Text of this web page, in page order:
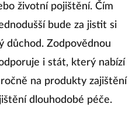
životní pojištění. Čím
bude za jistit si
důchod. Zodpovědnou
i stát, který nabízí
na produkty zajištění
dlouhodobé péče.